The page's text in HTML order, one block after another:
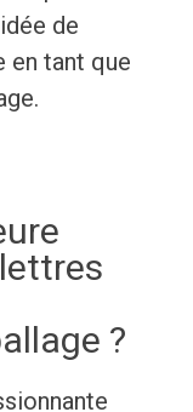
de
en tant que
?